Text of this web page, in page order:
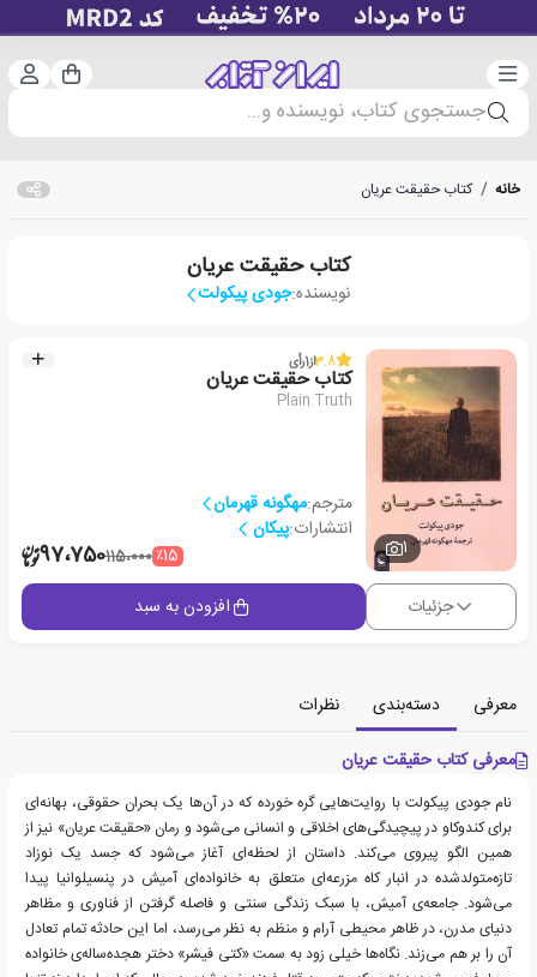
دسته‌بندی سبد
جستجوی کتاب، نویسنده و...
خانه / کتاب حقیقت عریان
کتاب حقیقت عریان
نویسنده:جودی پیکولت
1
3.8از1رأی
کتاب حقیقت عریان
Plain Truth
مترجم:مهگونه قهرمان
انتشارات:پیکان
٪15115،00097،750
جزئیات افزودن به سبد
معرفی دسته‌بندی
نظرات
معرفی کتاب حقیقت عریان
نام جودی پیکولت با روایت‌هایی گره خورده که در آن‌ها یک بحران حقوقی، بهانه‌ای
برای کندوکاو در پیچیدگی‌های اخلاقی و انسانی می‌شود و رمان «حقیقت عریان» نیز از
همین الگو پیروی می‌کند. داستان از لحظه‌ای آغاز می‌شود که جسد یک نوزاد
تازه‌متولدشده در انبار کاه مزرعه‌ای متعلق به خانواده‌ای آمیش در پنسیلوانیا پیدا
می‌شود. جامعه‌ی آمیش، با سبک زندگی سنتی و فاصله گرفتن از فناوری و مظاهر
دنیای مدرن، در ظاهر محیطی آرام و منظم به نظر می‌رسد، اما این حادثه تمام تعادل
آن را بر هم می‌زند. نگاه‌ها خیلی زود به سمت «کتی فیشر» دختر هجده‌ساله‌ی خانواده